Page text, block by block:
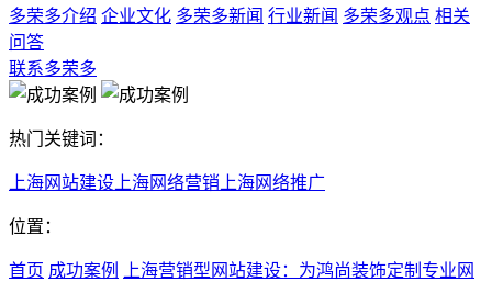
多荣多介绍 企业文化 多荣多新闻 行业新闻 多荣多观点 相关
问答
联系多荣多
热门关键词：
上海网站建设 上海网络营销 上海网络推广
位置：
首页 成功案例
上海营销型网站建设：为鸿尚装饰定制专业网